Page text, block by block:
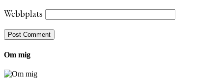
Webbplats
Om mig